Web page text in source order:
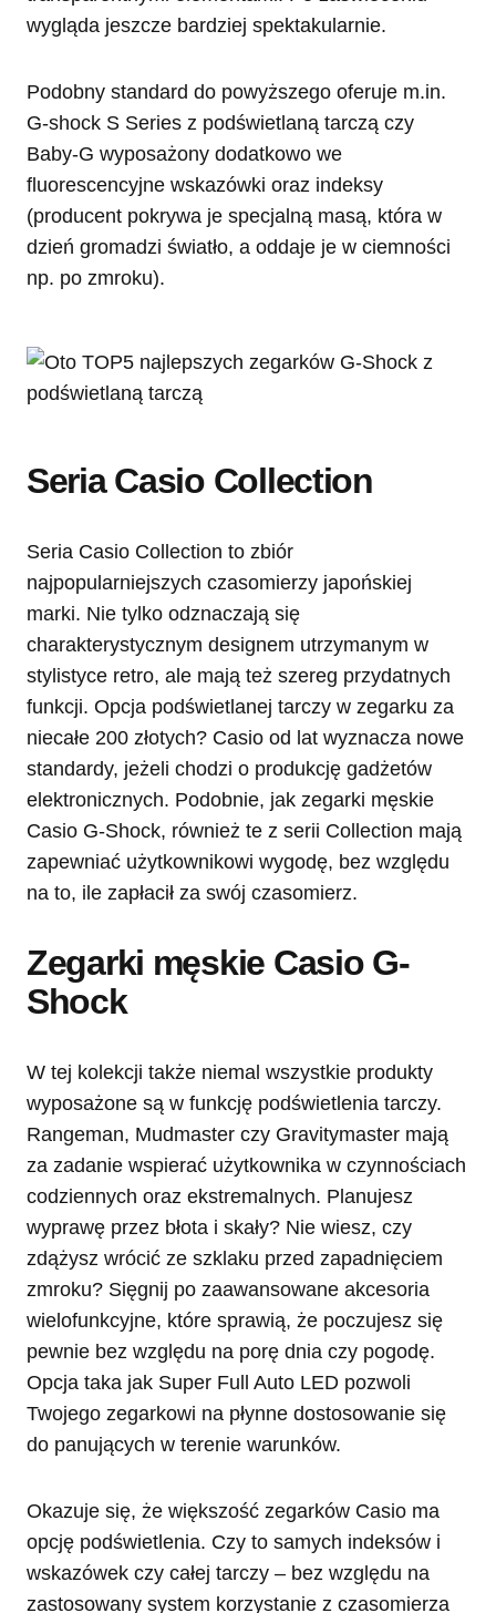
wygląda jeszcze bardziej spektakularnie.
Podobny standard do powyższego oferuje m.in.
G-shock S Series z podświetlaną tarczą czy
Baby-G wyposażony dodatkowo we
fluorescencyjne wskazówki oraz indeksy
(producent pokrywa je specjalną masą, która w
dzień gromadzi światło, a oddaje je w ciemności
np. po zmroku).
Seria Casio Collection
Seria Casio Collection to zbiór
najpopularniejszych czasomierzy japońskiej
marki. Nie tylko odznaczają się
charakterystycznym designem utrzymanym w
stylistyce retro, ale mają też szereg przydatnych
funkcji. Opcja podświetlanej tarczy w zegarku za
niecałe 200 złotych? Casio od lat wyznacza nowe
standardy, jeżeli chodzi o produkcję gadżetów
elektronicznych. Podobnie, jak zegarki męskie
Casio G-Shock, również te z serii Collection mają
zapewniać użytkownikowi wygodę, bez względu
na to, ile zapłacił za swój czasomierz.
Zegarki męskie Casio G-
Shock
W tej kolekcji także niemal wszystkie produkty
wyposażone są w funkcję podświetlenia tarczy.
Rangeman, Mudmaster czy Gravitymaster mają
za zadanie wspierać użytkownika w czynnościach
codziennych oraz ekstremalnych. Planujesz
wyprawę przez błota i skały? Nie wiesz, czy
zdążysz wrócić ze szklaku przed zapadnięciem
zmroku? Sięgnij po zaawansowane akcesoria
wielofunkcyjne, które sprawią, że poczujesz się
pewnie bez względu na porę dnia czy pogodę.
Opcja taka jak Super Full Auto LED pozwoli
Twojego zegarkowi na płynne dostosowanie się
do panujących w terenie warunków.
Okazuje się, że większość zegarków Casio ma
opcję podświetlenia. Czy to samych indeksów i
wskazówek czy całej tarczy – bez względu na
zastosowany system korzystanie z czasomierza